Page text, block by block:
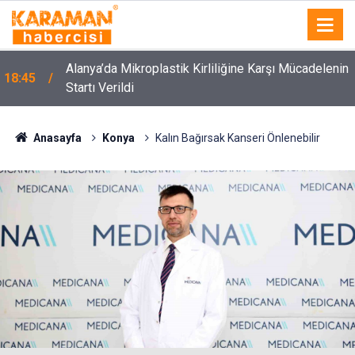
18:45
Alanya’da Mikroplastik Kirliliğine Karşı Mücadelenin
Startı Verildi
Anasayfa Konya Kalın Bağırsak Kanseri Önlenebilir